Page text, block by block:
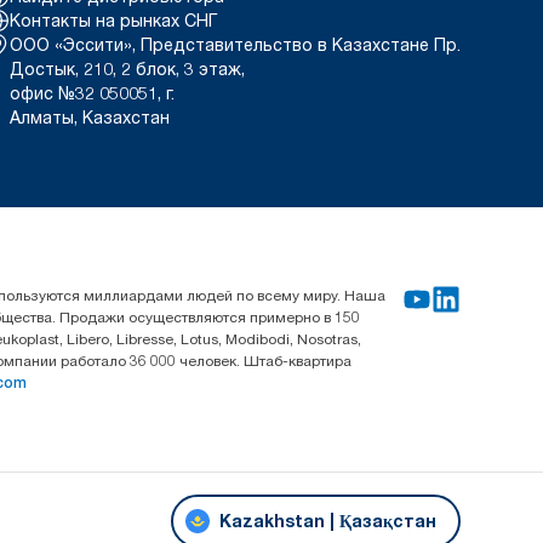
Контакты на рынках СНГ
ООО «Эссити», Представительство в Казахстане Пр.
Достык, 210, 2 блок, 3 этаж,
офис №32 050051, г.
Алматы, Казахстан
миллиардами людей по всему миру. Наша
Продажи осуществляются примерно в 150
Libero, Libresse, Lotus, Modibodi, Nosotras,
работало 36 000 человек. Штаб-квартира
Kazakhstan | Қазақстан